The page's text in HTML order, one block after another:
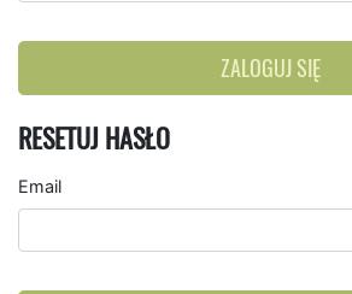
ZALOGUJ SIĘ
RESETUJ HASŁO
Email